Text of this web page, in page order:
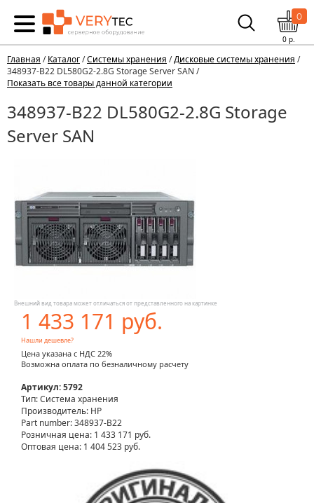
0
0р.
Главная /Каталог/Системы хранения /Дисковые системы хранения /
348937-B22 DL580G2-2.8G Storage Server SAN /
Показать все товары данной категории
348937-B22 DL580G2-2.8G Storage
Server SAN
Внешний вид товара может отличаться от представленного на картинке
1 433 171 руб.
Нашли дешевле?
Цена указана с НДС 22%
Возможна оплата по безналичному расчету
Артикул: 5792
Тип: Система хранения
Производитель: HP
Part number: 348937-B22
Розничная цена: 1 433 171 руб.
Оптовая цена: 1 404 523 руб.